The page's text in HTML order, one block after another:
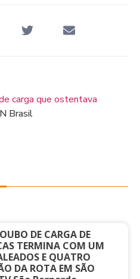
carga que ostentava
Brasil
DE CARGA DE
TERMINA COM UM
E QUATRO
DA ROTA EM SÃO